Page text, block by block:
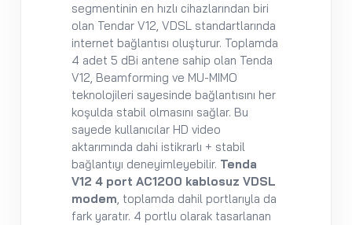
segmentinin en hızlı cihazlarından biri
olan Tendar V12, VDSL standartlarında
internet bağlantısı oluşturur. Toplamda
4 adet 5 dBi antene sahip olan Tenda
V12, Beamforming ve MU-MIMO
teknolojileri sayesinde bağlantısını her
koşulda stabil olmasını sağlar. Bu
sayede kullanıcılar HD video
aktarımında dahi istikrarlı + stabil
bağlantıyı deneyimleyebilir. Tenda
V12 4 port AC1200 kablosuz VDSL
modem, toplamda dahil portlarıyla da
fark yaratır. 4 portlu olarak tasarlanan